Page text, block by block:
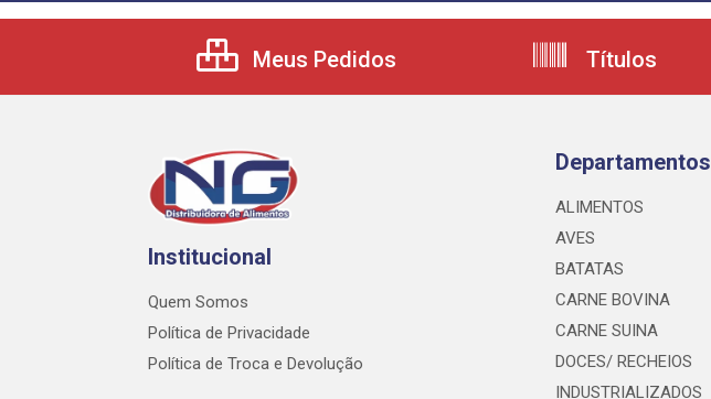
Meus Pedidos Títulos
Institucional
Quem Somos
Política de Privacidade
Política de Troca e Devolução
Departamentos
ALIMENTOS
AVES
BATATAS
CARNE BOVINA
CARNE SUINA
DOCES/ RECHEIOS
INDUSTRIALIZADOS